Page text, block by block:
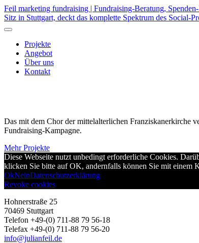
Feil marketing fundraising | Fundraising-Beratung,
Sitz in Stuttgart, deckt das komplette Spektrum des Social-
Projekte
Angebot
Über uns
Kontakt
Das mit dem Chor der mittelalterlichen Franziskanerkirche
Fundraising-Kampagne.
Mehr Projekte
Diese Webseite nutzt unbedingt erforderliche Cookies.
klicken Sie bitte auf OK, andernfalls können Sie mit einem
OkNeinDatenschutzerklärung
Revoke cookies
Hohnerstraße 25
70469 Stuttgart
Telefon +49-(0) 711-88 79 56-18
Telefax +49-(0) 711-88 79 56-20
info@julianfeil.de